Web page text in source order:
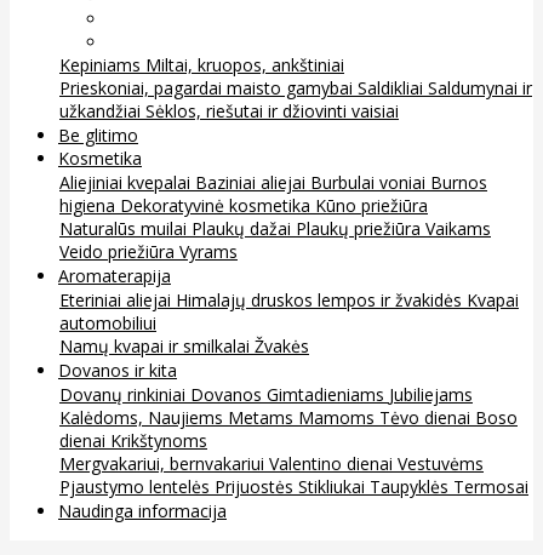
Kepiniams Miltai, kruopos, ankštiniai
Prieskoniai, pagardai maisto gamybai Saldikliai Saldumynai ir
užkandžiai Sėklos, riešutai ir džiovinti vaisiai
Be glitimo
Kosmetika
Aliejiniai kvepalai Baziniai aliejai Burbulai voniai Burnos
higiena Dekoratyvinė kosmetika Kūno priežiūra
Naturalūs muilai Plaukų dažai Plaukų priežiūra Vaikams
Veido priežiūra Vyrams
Aromaterapija
Eteriniai aliejai Himalajų druskos lempos ir žvakidės Kvapai
automobiliui
Namų kvapai ir smilkalai Žvakės
Dovanos ir kita
Dovanų rinkiniai Dovanos Gimtadieniams Jubiliejams
Kalėdoms, Naujiems Metams Mamoms Tėvo dienai Boso
dienai Krikštynoms
Mergvakariui, bernvakariui Valentino dienai Vestuvėms
Pjaustymo lentelės Prijuostės Stikliukai Taupyklės Termosai
Naudinga informacija